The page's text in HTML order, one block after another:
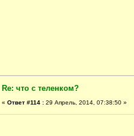
Re: что с теленком?
« Ответ #114 : 29 Апрель, 2014, 07:38:50 »